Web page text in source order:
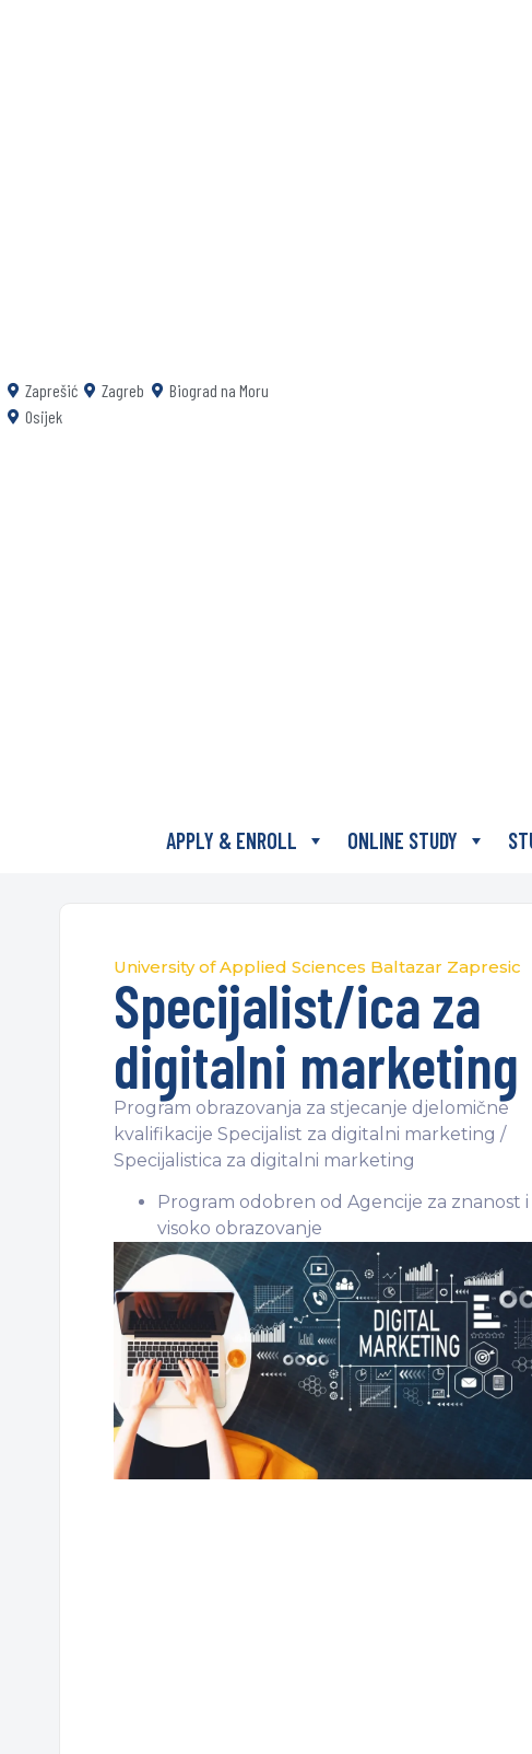
Zaprešić Zagreb
Biograd na Moru
Osijek
APPLY & ENROLL ONLINE STUDY
University of Applied Sciences Baltazar Zapresic
Specijalist/ica za
digitalni marketing
Program obrazovanja za stjecanje djelomične
kvalifikacije Specijalist za digitalni marketing /
Specijalistica za digitalni marketing
Program odobren od Agencije za znanost i
visoko obrazovanje